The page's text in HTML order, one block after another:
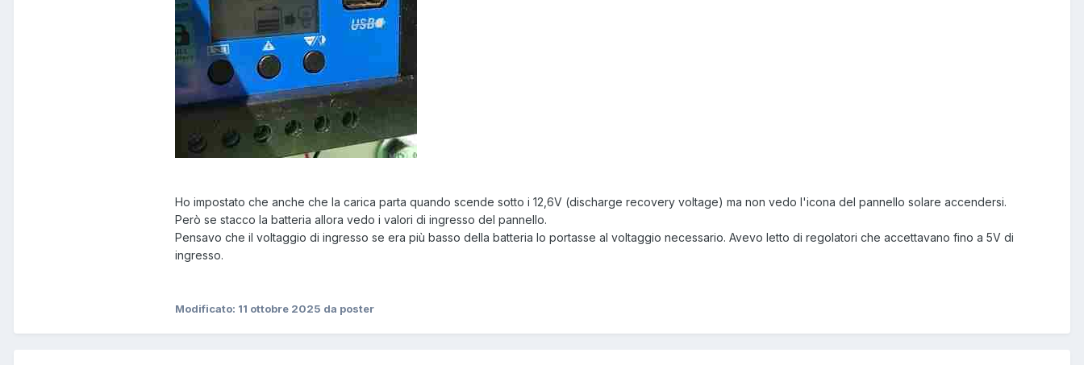
Ho impostato che anche che la carica parta quando scende sotto i 12,6V (discharge recovery voltage) ma non vedo l'icona del pannello solare accendersi.
Però se stacco la batteria allora vedo i valori di ingresso del pannello.
Pensavo che il voltaggio di ingresso se era più basso della batteria lo portasse al voltaggio necessario. Avevo letto di regolatori che accettavano fino a 5V di
ingresso.
Modificato: 11 ottobre 2025 da poster